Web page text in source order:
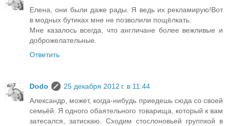
Елена, они были даже рады. Я ведь их рекламирую!Вот
в модных бутиках мне не позволили пощёлкать.
Мне казалось всегда, что англичане более вежливые и
доброжелательные.
Ответить
Dodo
25 декабря 2012 г. в 11:44
Александр, может, когда-нибудь приедешь сюда со своей
семьёй. Я одного обаятельного товарища, который к вам
затесался, затискаю. Сходим стослоновьей группкой в